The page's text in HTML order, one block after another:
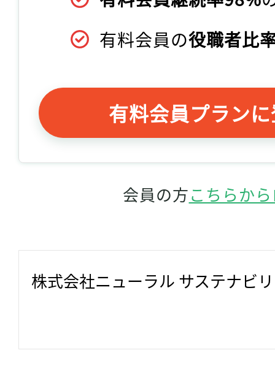
有料会員の役職者比
有料会員プラン
会員の方こちらか
株式会社ニューラル サステナビ